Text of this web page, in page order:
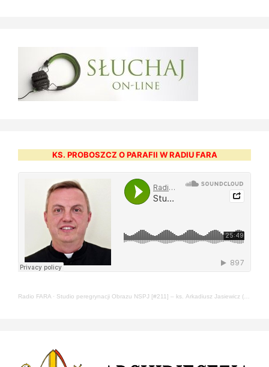
KS. PROBOSZCZ O PARAFII W RADIU FARA
Radio FARA · Studio peregrynacji Obrazu NSPJ [#211] – ks. Arkadiusz Jasiewicz (22.05.2024)